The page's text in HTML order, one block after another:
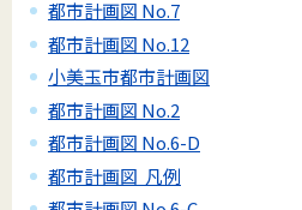
都市計画図 No.7
都市計画図 No.12
小美玉市都市計画図
都市計画図 No.2
都市計画図 No.6-D
都市計画図 凡例